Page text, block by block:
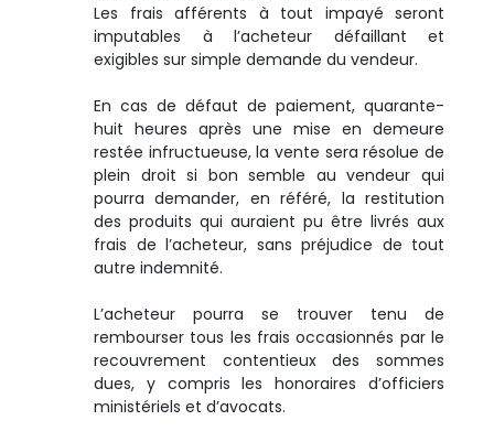
Les frais afférents à tout impayé seront
imputables à l’acheteur défaillant et
exigibles sur simple demande du vendeur.
En cas de défaut de paiement, quarante-
huit heures après une mise en demeure
restée infructueuse, la vente sera résolue de
plein droit si bon semble au vendeur qui
pourra demander, en référé, la restitution
des produits qui auraient pu être livrés aux
frais de l’acheteur, sans préjudice de tout
autre indemnité.
L’acheteur pourra se trouver tenu de
rembourser tous les frais occasionnés par le
recouvrement contentieux des sommes
dues, y compris les honoraires d’officiers
ministériels et d’avocats.